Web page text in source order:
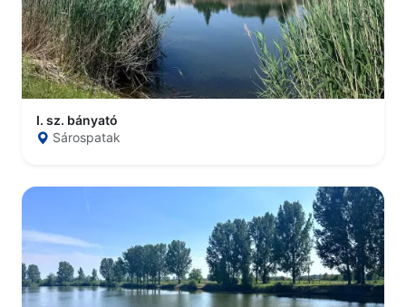
I. sz. bányató
Sárospatak